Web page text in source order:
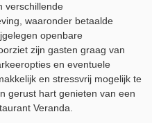
verschillende
waaronder betaalde
openbare
zijn gasten graag van
en eventuele
en stressvrij mogelijk te
gerust hart genieten van een
Veranda.